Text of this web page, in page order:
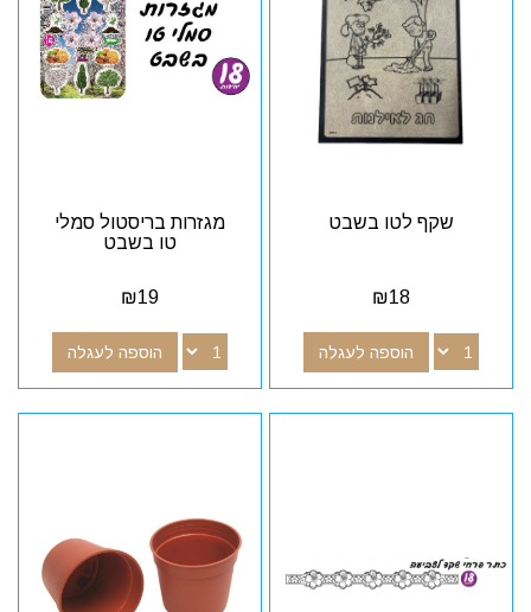
שקף לטו בשבט
₪18
הוספה לעגלה
מגזרות בריסטול סמלי
טו בשבט
₪19
הוספה לעגלה